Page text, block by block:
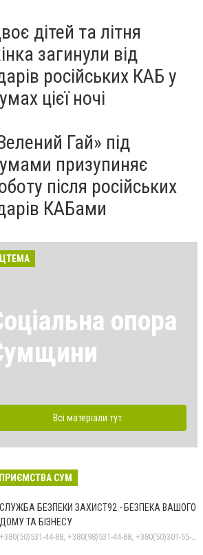
дітей та літня
загинули від
російських КАБ у
цієї ночі
Гай» під
призупиняє
після російських
КАБами
опора
Всі матеріали тут
СУМ
СЛУЖБА БЕЗПЕКИ ЗАХИСТ92 - БЕЗПЕКА ВАШОГО
ДОМУ ТА БІЗНЕСУ